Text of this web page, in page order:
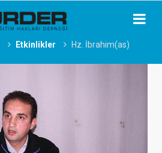
Etkinlikler
Hz. İbrahim(as)